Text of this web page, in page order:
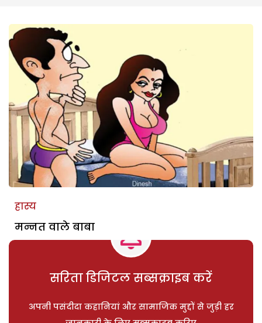
हास्य
मन्नत वाले बाबा
सरिता डिजिटल सब्सक्राइब करें
अपनी पसंदीदा कहानियां और सामाजिक मुद्दों से जुड़ी हर